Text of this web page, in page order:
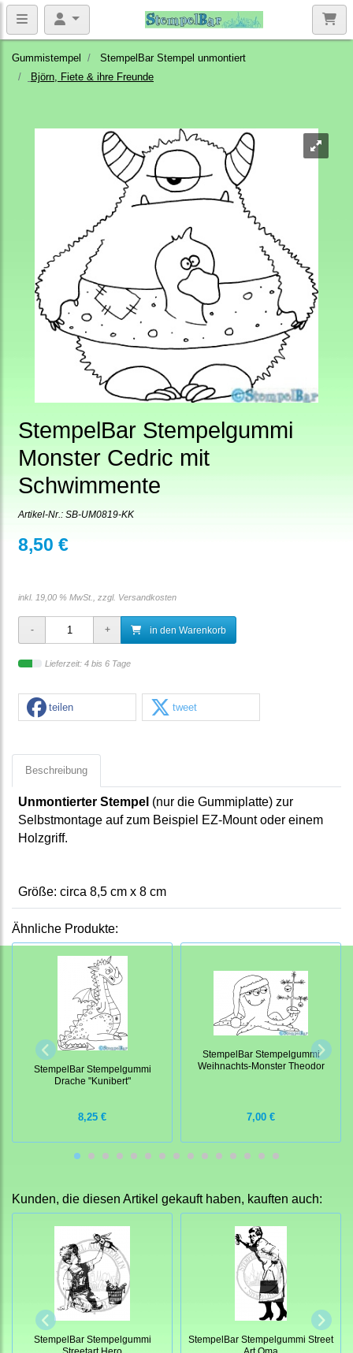
Gummistempel
StempelBar Stempel unmontiert
Björn, Fiete & ihre Freunde
StempelBar Stempelgummi
Monster Cedric mit
Schwimmente
Artikel-Nr.: SB-UM0819-KK
8,50 €
inkl. 19,00 % MwSt., zzgl. Versandkosten
in den Warenkorb
Lieferzeit: 4 bis 6 Tage
teilen tweet
Beschreibung
Unmontierter Stempel (nur die Gummiplatte) zur
Selbstmontage auf zum Beispiel EZ-Mount oder einem
Holzgriff.
Größe: circa 8,5 cm x 8 cm
Ähnliche Produkte:
StempelBar Stempelgummi
Drache "Kunibert"
8,25 €
StempelBar Stempelgummi
Weihnachts-Monster Theodor
7,00 €
Kunden, die diesen Artikel gekauft haben, kauften auch:
StempelBar Stempelgummi
Streetart Hero
StempelBar Stempelgummi Street
Art Oma